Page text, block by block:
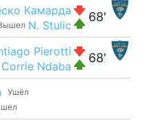
68'
Камарда
N. Stulic
68'
Pierotti
Corrie Ndaba
Ушёл